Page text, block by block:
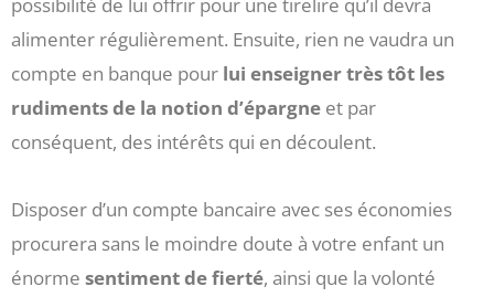
alimenter régulièrement. Ensuite, rien ne vaudra un
compte en banque pour lui enseigner très tôt les
rudiments de la notion d’épargne et par
conséquent, des intérêts qui en découlent.
Disposer d’un compte bancaire avec ses économies
procurera sans le moindre doute à votre enfant un
énorme sentiment de fierté, ainsi que la volonté